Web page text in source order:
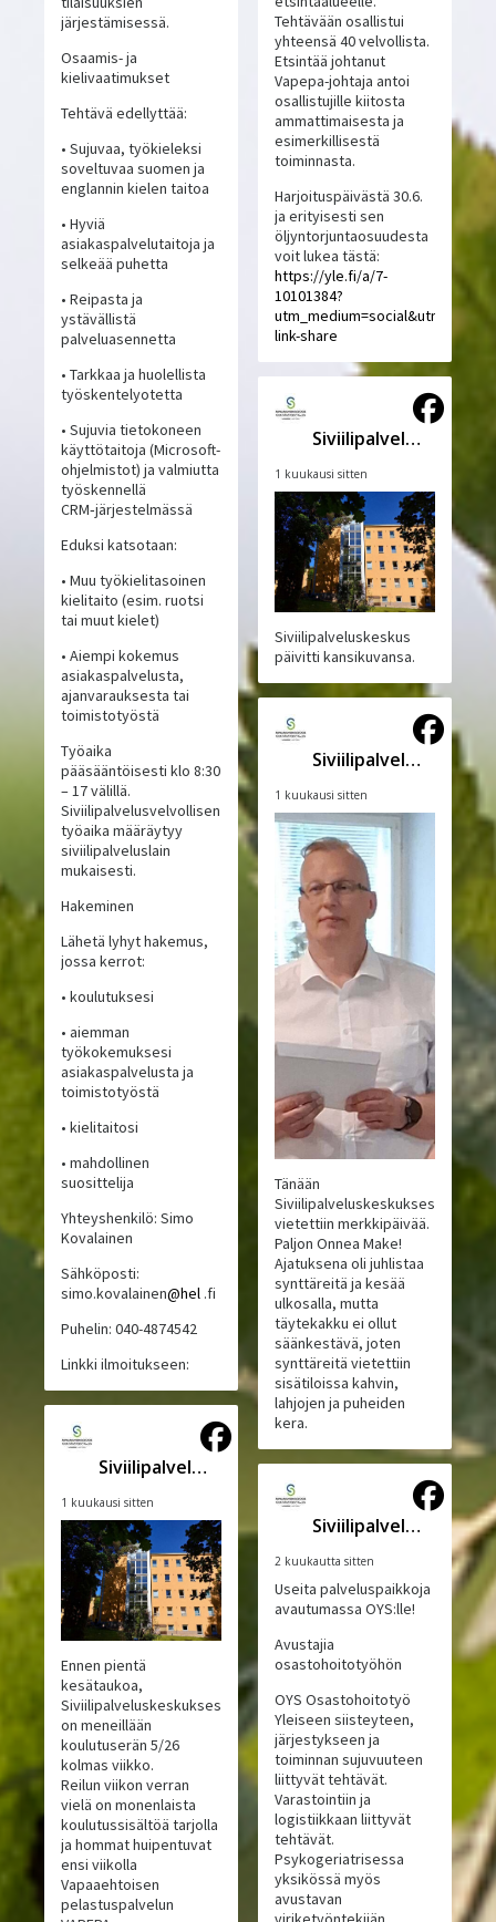
järjestämisessä.
Osaamis- ja
kielivaatimukset
Tehtävä edellyttää:
• Sujuvaa, työkieleksi
soveltuvaa suomen ja
englannin kielen taitoa
• Hyviä
asiakaspalvelutaitoja ja
selkeää puhetta
• Reipasta ja
ystävällistä
palveluasennetta
• Tarkkaa ja huolellista
työskentelyotetta
• Sujuvia tietokoneen
käyttötaitoja (Microsoft-
ohjelmistot) ja valmiutta
työskennellä
CRM‑järjestelmässä
Eduksi katsotaan:
• Muu työkielitasoinen
kielitaito (esim. ruotsi
tai muut kielet)
• Aiempi kokemus
asiakaspalvelusta,
ajanvarauksesta tai
toimistotyöstä
Työaika
pääsääntöisesti klo 8:30
– 17 välillä.
Siviilipalvelusvelvollisen
työaika määräytyy
siviilipalveluslain
mukaisesti.
Hakeminen
Lähetä lyhyt hakemus,
jossa kerrot:
• koulutuksesi
• aiemman
työkokemuksesi
asiakaspalvelusta ja
toimistotyöstä
• kielitaitosi
• mahdollinen
suosittelija
Yhteyshenkilö: Simo
Kovalainen
Sähköposti:
simo.kovalainen@hel .fi
Puhelin: 040-4874542
Linkki ilmoitukseen:
Siviilipalveluskeskus
1 kuukausi sitten
Ennen pientä
kesätaukoa,
Siviilipalveluskeskuksessa
on meneillään
koulutuserän 5/26
kolmas viikko.
Reilun viikon verran
vielä on monenlaista
koulutussisältöä tarjolla
ja hommat huipentuvat
ensi viikolla
Vapaaehtoisen
pelastuspalvelun
Tehtävään osallistui
yhteensä 40 velvollista.
Etsintää johtanut
Vapepa-johtaja antoi
osallistujille kiitosta
ammattimaisesta ja
esimerkillisestä
toiminnasta.
Harjoituspäivästä 30.6.
ja erityisesti sen
öljyntorjuntaosuudesta
voit lukea tästä:
https://yle.fi/a/7-
10101384?
link-share
Siviilipalveluskeskus
1 kuukausi sitten
Siviilipalveluskeskus
päivitti kansikuvansa.
Siviilipalveluskeskus
1 kuukausi sitten
Tänään
Siviilipalveluskeskuksessa
vietettiin merkkipäivää.
Paljon Onnea Make!
Ajatuksena oli juhlistaa
synttäreitä ja kesää
ulkosalla, mutta
täytekakku ei ollut
säänkestävä, joten
synttäreitä vietettiin
sisätiloissa kahvin,
lahjojen ja puheiden
kera.
Siviilipalveluskeskus
2 kuukautta sitten
Useita palveluspaikkoja
avautumassa OYS:lle!
Avustajia
osastohoitotyöhön
OYS Osastohoitotyö
Yleiseen siisteyteen,
järjestykseen ja
toiminnan sujuvuuteen
liittyvät tehtävät.
Varastointiin ja
logistiikkaan liittyvät
tehtävät.
Psykogeriatrisessa
yksikössä myös
avustavan